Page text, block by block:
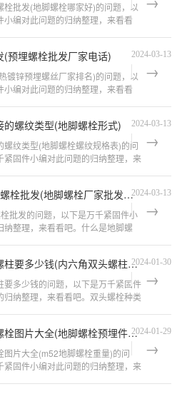
栓批发(地脚螺栓哪家好)的问题，以
小编对此问题的归纳整理，来看看
(预埋螺栓批发厂家电话) 2024-03-13
镀锌预埋螺丝厂家排名)的问题，以
小编对此问题的归纳整理，来看看
的螺纹类型(地脚螺栓形式) 2024-03-13
螺纹类型(地脚螺栓螺纹规格表)的问
紧固件小编对此问题的归纳整理，来
保定9字地脚螺栓批发(地脚螺栓厂家批发采购)2024-03-13
批发的问题，以下是万千紧固件小
纳整理，来看看吧。什么是地脚螺
内六角双头螺柱要多少钱(内六角双头螺柱标准)
2024-01-30
要多少钱的问题，以下是万千紧固件
归纳整理，来看看吧。双头螺栓种类
秦皇岛地脚螺栓图片大全(地脚螺栓预埋件焊接图片大全)
2024-01-29
图片大全(m52地脚螺栓重量)的问
紧固件小编对此问题的归纳整理，来